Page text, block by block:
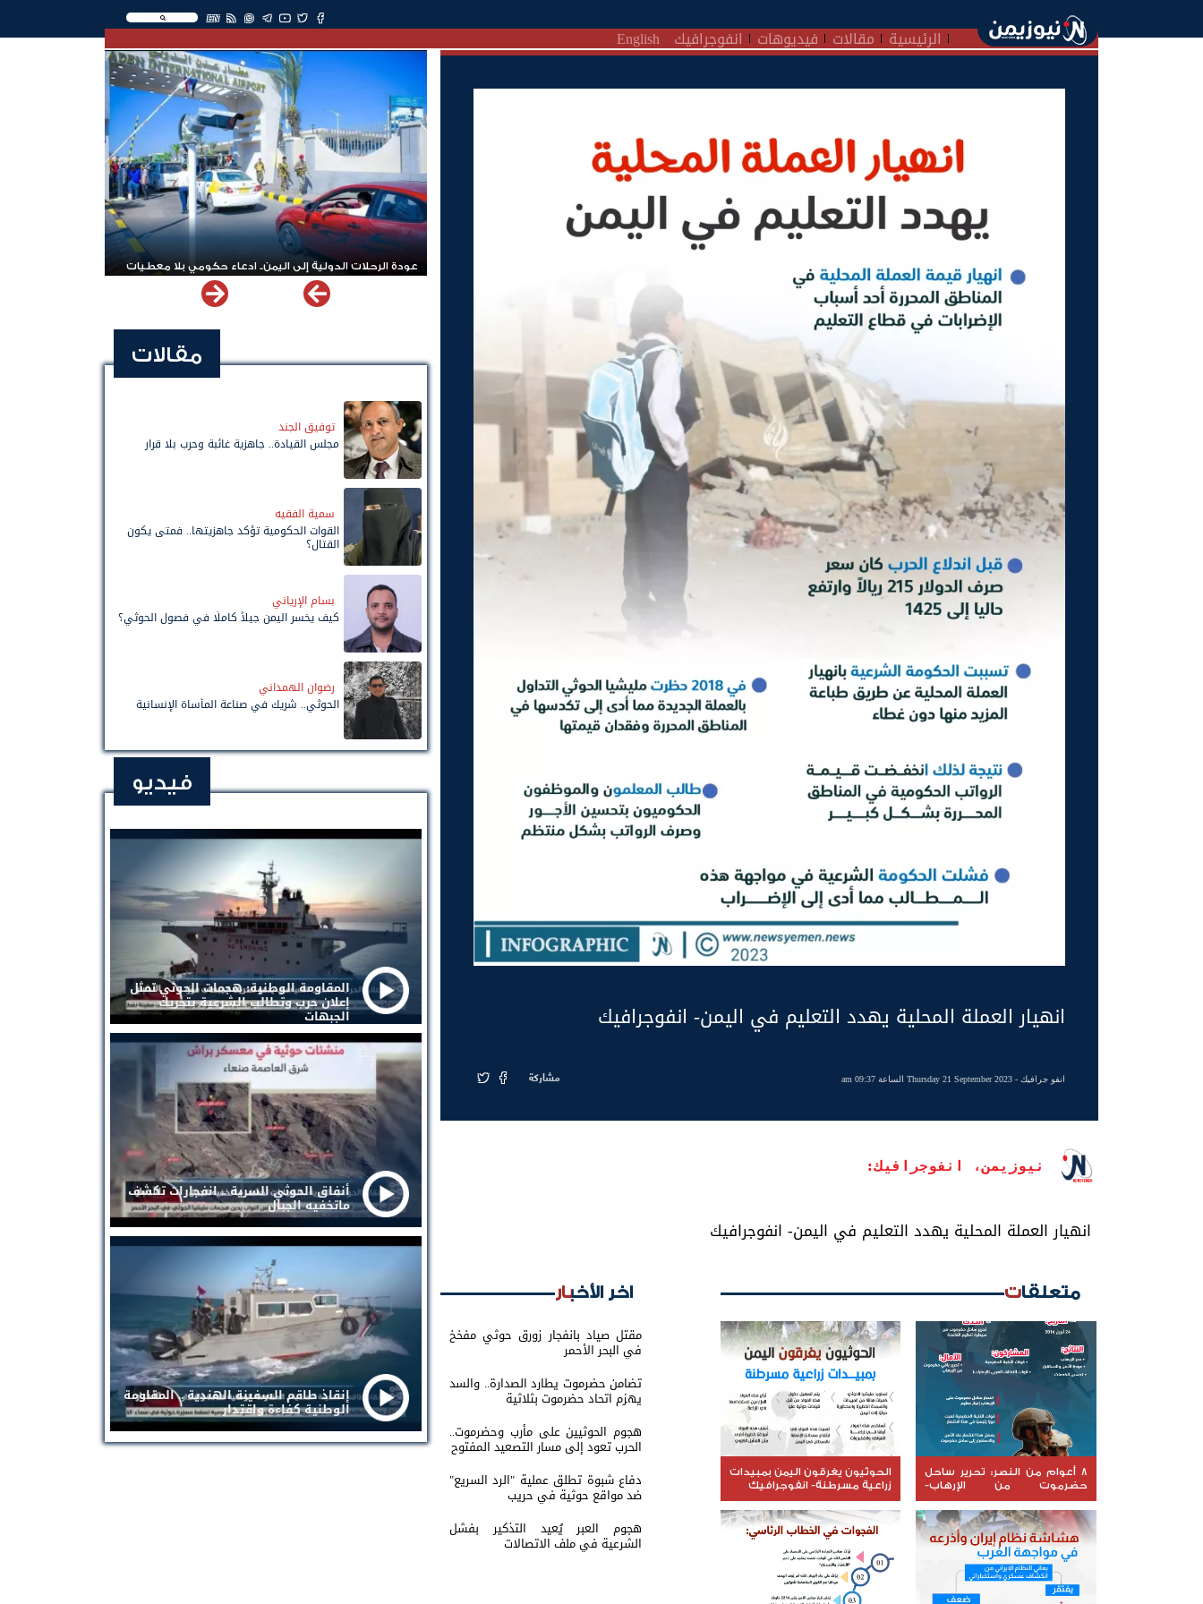
EN
الرئيسية مقالات فيديوهات انفوجرافيك English
انهيار العملة المحلية يهدد التعليم في اليمن- انفوجرافيك
انفو جرافيك- Thursday 21 September 2023 الساعة 09:37 am مشاركة
نيوزيمن، انفوجرافيك:
انهيار العملة المحلية يهدد التعليم في اليمن- انفوجرافيك
متعلقات
8 أعوام من النصر: تحرير ساحل
حضرموت من الإرهاب-
انفوجرافيك
الحوثيون يغرقون اليمن بمبيدات
زراعية مسرطنة- انفوجرافيك
اخر الأخبار
مقتل صياد بانفجار زورق حوثي مفخخ
في البحر الأحمر
تضامن حضرموت يطارد الصدارة.. والسد
يهزم اتحاد حضرموت بثلاثية
هجوم الحوثيين على مأرب وحضرموت..
الحرب تعود إلى مسار التصعيد المفتوح
دفاع شبوة تطلق عملية "الرد السريع"
ضد مواقع حوثية في حريب
هجوم العبر يُعيد التذكير بفشل
الشرعية في ملف الاتصالات
عودة الرحلات الدولية إلى اليمن.. ادعاء حكومي بلا معطيات
مقالات
توفيق الجند
مجلس القيادة.. جاهزية غائبة وحرب بلا قرار
سمية الفقيه
القوات الحكومية تؤكد جاهزيتها.. فمتى يكون
القتال؟
بسام الإرياني
كيف يخسر اليمن جيلاً كاملًا في فصول الحوثي؟
رضوان الهمداني
الحوثي.. شريك في صناعة المأساة الإنسانية
فيديو
المقاومة الوطنية: هجمات الحوثي تمثل
إعلان حرب وتطالب الشرعية بتحريك
الجبهات
أنفاق الحوثي السرية .. انفجارات تكشف
ماتخفيه الجبال
إنقاذ طاقم السفينة الهندية .. المقاومة
الوطنية كفاءة واقتدار